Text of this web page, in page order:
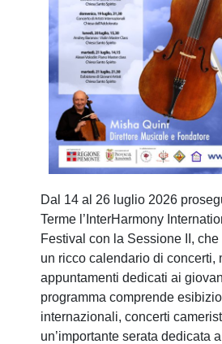
Dal 14 al 26 luglio 2026
Terme l’InterHarmony
Festival con la Sessione II,
un ricco calendario di concerti,
appuntamenti dedicati ai
programma comprende
internazionali, concerti
un’importante serata dedicata